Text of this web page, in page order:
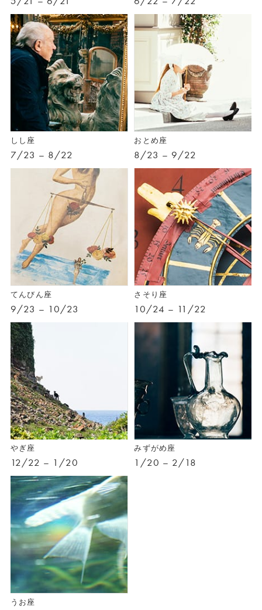
しし座
7/23 – 8/22
おとめ座
8/23 – 9/22
てんびん座
9/23 – 10/23
さそり座
10/24 – 11/22
やぎ座
12/22 – 1/20
みずがめ座
1/20 – 2/18
うお座